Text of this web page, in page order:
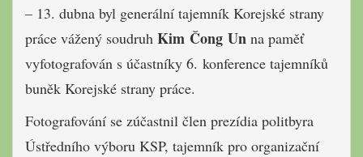
– 13. dubna byl generální tajemník Korejské strany
práce vážený soudruh Kim Čong Un na paměť
vyfotografován s účastníky 6. konference tajemníků
buněk Korejské strany práce.
Fotografování se zúčastnil člen prezídia politbyra
Ústředního výboru KSP, tajemník pro organizační